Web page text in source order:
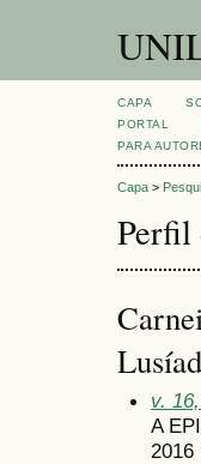
CAPA
PORTAL
PARA
Capa >
Perfil
v.
A
2016